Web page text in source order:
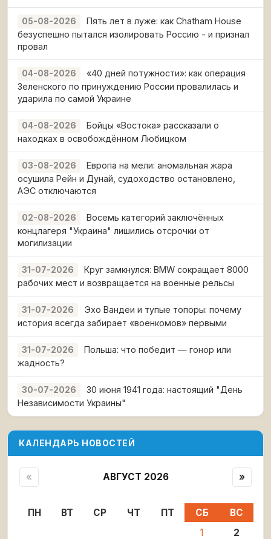
05-08-2026
Пять лет в луже: как Chatham House
безуспешно пытался изолировать Россию - и признал
провал
04-08-2026
«40 дней потужности»: как операция
Зеленского по принуждению России провалилась и
ударила по самой Украине
04-08-2026
Бойцы «Востока» рассказали о
находках в освобождённом Любицком
03-08-2026
Европа на мели: аномальная жара
осушила Рейн и Дунай, судоходство остановлено,
АЭС отключаются
02-08-2026
Восемь категорий заключённых
концлагеря "Украина" лишились отсрочки от
могилизации
31-07-2026
Круг замкнулся: BMW сокращает 8000
рабочих мест и возвращается на военные рельсы
31-07-2026
Эхо Вандеи и тупые топоры: почему
история всегда забирает «военкомов» первыми
31-07-2026
Польша: что победит — гонор или
жадность?
30-07-2026
30 июня 1941 года: настоящий "День
Независимости Украины"
КАЛЕНДАРЬ НОВОСТЕЙ
« АВГУСТ 2026 »
ПН ВТ СР ЧТ ПТ СБ
ВС
1
2